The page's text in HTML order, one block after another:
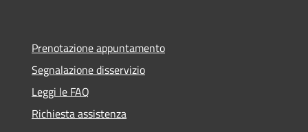
Prenotazione appuntamento
Segnalazione disservizio
Leggi le FAQ
Richiesta assistenza